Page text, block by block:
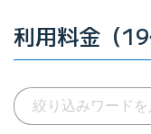
利用料金（19